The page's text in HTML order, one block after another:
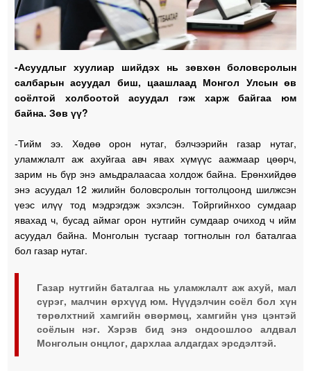
-Асуудлыг хуулиар шийдэх нь зөвхөн боловсролын
салбарын асуудал биш, цаашлаад Монгол Улсын өв
соёлтой холбоотой асуудал гэж харж байгаа юм
байна. Зөв үү?
-Тийм ээ. Хөдөө орон нутаг, бэлчээрийн газар нутаг,
уламжлалт аж ахуйгаа авч явах хүмүүс аажмаар цөөрч,
зарим нь бүр энэ амьдралаасаа холдож байна. Ерөнхийдөө
энэ асуудал 12 жилийн боловсролын тогтолцоонд шилжсэн
үеэс илүү тод мэдрэгдэж эхэлсэн. Тойргийнхоо сумдаар
явахад ч, бусад аймаг орон нутгийн сумдаар очиход ч ийм
асуудал байна. Монголын тусгаар тогтнолын гол баталгаа
бол газар нутаг.
Газар нутгийн баталгаа нь уламжлалт аж ахуй, мал
сүрэг, малчин өрхүүд юм. Нүүдэлчин соёл бол хүн
төрөлхтний хамгийн өвөрмөц, хамгийн үнэ цэнтэй
соёлын нэг. Хэрэв бид энэ ондоошлоо алдвал
Монголын онцлог, дархлаа алдагдах эрсдэлтэй.